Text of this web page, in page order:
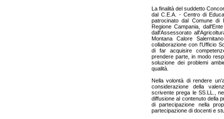
La finalità del suddetto
dal C.E.A. - Centro di
patrocinato dal Comune di
Regione Campania,
dall'Assessorato
Montana Calore
collaborazione con l'Ufficio
di far acquisire
prendere parte, in modo
soluzione dei problemi
qualità.
Nella volontà di rendere
considerazione della
scrivente prega le SS.LL.,
diffusione al contenuto della
di partecipazione nella
partecipazione di docenti e